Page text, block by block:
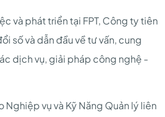
và phát triển tại FPT, Công ty tiên
số và dẫn đầu về tư vấn, cung
dịch vụ, giải pháp công nghệ -
vụ và Kỹ Năng Quản lý liên